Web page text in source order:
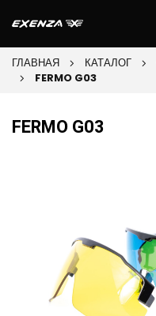
ГЛАВНАЯ КАТАЛОГ
FERMO G03
FERMO G03